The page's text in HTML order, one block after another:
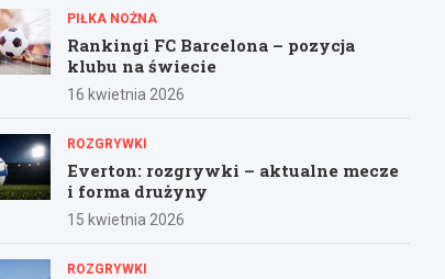
PIŁKA NOŻNA
Rankingi FC Barcelona – pozycja
klubu na świecie
16 kwietnia 2026
ROZGRYWKI
Everton: rozgrywki – aktualne mecze
i forma drużyny
15 kwietnia 2026
ROZGRYWKI